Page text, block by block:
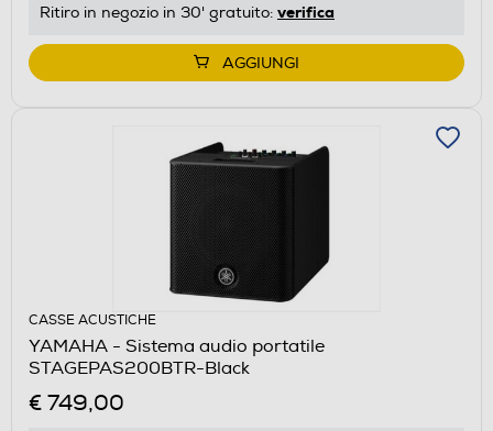
Ritiro in negozio in 30' gratuito: verifica
AGGIUNGI
CASSE ACUSTICHE
YAMAHA - Sistema audio portatile
STAGEPAS200BTR-Black
€ 749,00